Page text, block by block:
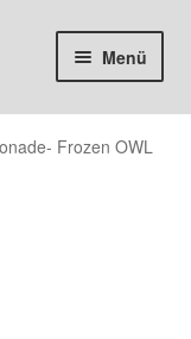
Menü
Frozen OWL